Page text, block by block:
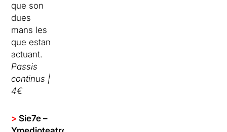
que son
dues
mans les
que estan
actuant.
Passis
continus |
4€
> Sie7e –